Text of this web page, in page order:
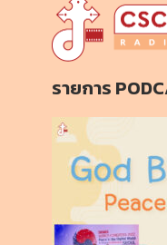
รายการ